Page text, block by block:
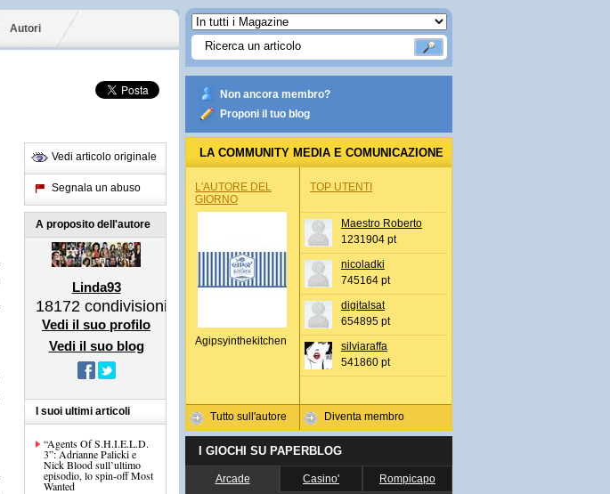
Autori
Vedi articolo originale
Segnala un abuso
A proposito dell'autore
Linda93
18172 condivisioni
Vedi il suo profilo
Vedi il suo blog
I suoi ultimi articoli
“Agents Of S.H.I.E.L.D.
3”: Adrianne Palicki e
Nick Blood sull’ultimo
episodio, lo spin-off Most
Wanted
Non ancora membro?
Proponi il tuo blog
LA COMMUNITY MEDIA E COMUNICAZIONE
L'AUTORE DEL
GIORNO
Agipsyinthekitchen
Tutto sull'autore
TOP UTENTI
Maestro Roberto
1231904 pt
nicoladki
745164 pt
digitalsat
654895 pt
silviaraffa
541860 pt
Diventa membro
I GIOCHI SU PAPERBLOG
Arcade Casino' Rompicapo